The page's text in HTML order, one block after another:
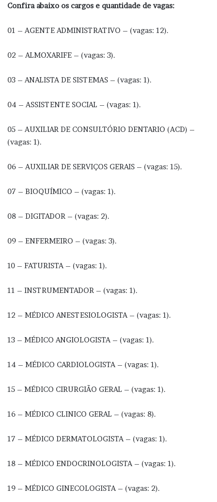
Confira abaixo os cargos e quantidade de vagas:
01 – AGENTE ADMINISTRATIVO – (vagas: 12).
02 – ALMOXARIFE – (vagas: 3).
03 – ANALISTA DE SISTEMAS – (vagas: 1).
04 – ASSISTENTE SOCIAL – (vagas: 1).
05 – AUXILIAR DE CONSULTÓRIO DENTARIO (ACD) –
(vagas: 1).
06 – AUXILIAR DE SERVIÇOS GERAIS – (vagas: 15).
07 – BIOQUÍMICO – (vagas: 1).
08 – DIGITADOR – (vagas: 2).
09 – ENFERMEIRO – (vagas: 3).
10 – FATURISTA – (vagas: 1).
11 – INSTRUMENTADOR – (vagas: 1).
12 – MÉDICO ANESTESIOLOGISTA – (vagas: 1).
13 – MÉDICO ANGIOLOGISTA – (vagas: 1).
14 – MÉDICO CARDIOLOGISTA – (vagas: 1).
15 – MÉDICO CIRURGIÃO GERAL – (vagas: 1).
16 – MÉDICO CLINICO GERAL – (vagas: 8).
17 – MÉDICO DERMATOLOGISTA – (vagas: 1).
18 – MÉDICO ENDOCRINOLOGISTA – (vagas: 1).
19 – MÉDICO GINECOLOGISTA – (vagas: 2).